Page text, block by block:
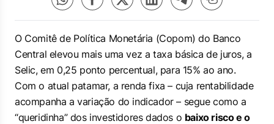
O Comitê de Política Monetária (Copom) do Banco
Central elevou mais uma vez a taxa básica de juros, a
Selic, em 0,25 ponto percentual, para 15% ao ano.
Com o atual patamar, a renda fixa – cuja rentabilidade
acompanha a variação do indicador – segue como a
“queridinha” dos investidores dados o baixo risco e o